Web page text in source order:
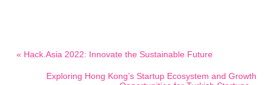
« Hack.Asia 2022: Innovate the Sustainable Future
Exploring Hong Kong’s Startup Ecosystem and Growth